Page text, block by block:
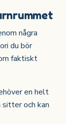
några
du bör
faktiskt
en helt
sitter och kan